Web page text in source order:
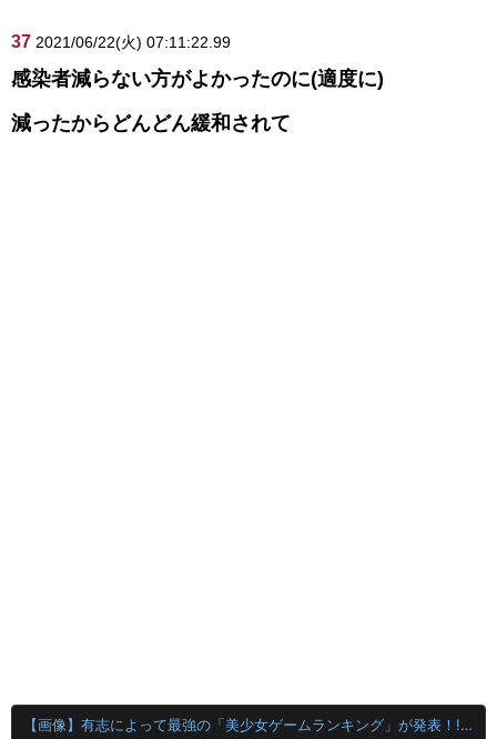
37 2021/06/22(火) 07:11:22.99
感染者減らない方がよかったのに(適度に)
減ったからどんどん緩和されて
【画像】有志によって最強の「美少女ゲームランキング」が発表！!！ あの名作も